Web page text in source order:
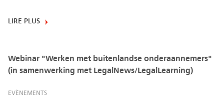
LIRE PLUS
Webinar "Werken met buitenlandse onderaannemers"
(in samenwerking met LegalNews/LegalLearning)
EVÈNEMENTS